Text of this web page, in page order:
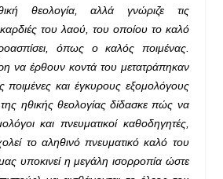
θεολογία, αλλά γνώριζε τις
καρδιές του λαού, του οποίου το καλό
όπως ο καλός ποιμένας.
να έρθουν κοντά του μετατράπηκαν
ποιμένες και έγκυρους εξομολόγους
ηθικής θεολογίας δίδασκε πώς να
και πνευματικοί καθοδηγητές,
το αληθινό πνευματικό καλό του
υποκινεί η μεγάλη ισορροπία ώστε